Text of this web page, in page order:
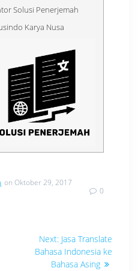
Solusi Penerjemah
Karya Nusa
on Oktober 29, 2017
0
Next: Next
post:
Jasa Translate
Bahasa Indonesia ke
Bahasa Asing